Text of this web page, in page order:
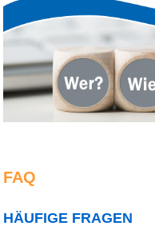
FAQ
HÄUFIGE FRAGEN